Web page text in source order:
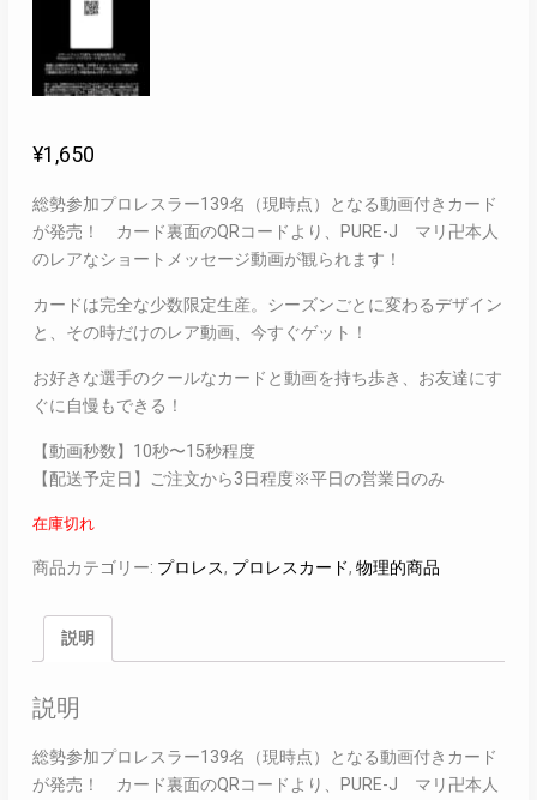
¥1,650
総勢参加プロレスラー139名（現時点）となる動画付きカード
が発売！ カード裏面のQRコードより、PURE-J マリ卍本人
のレアなショートメッセージ動画が観られます！
カードは完全な少数限定生産。シーズンごとに変わるデザイン
と、その時だけのレア動画、今すぐゲット！
お好きな選手のクールなカードと動画を持ち歩き、お友達にす
ぐに自慢もできる！
【動画秒数】10秒〜15秒程度
【配送予定日】ご注文から3日程度※平日の営業日のみ
在庫切れ
商品カテゴリー: プロレス, プロレスカード, 物理的商品
説明
説明
総勢参加プロレスラー139名（現時点）となる動画付きカード
が発売！ カード裏面のQRコードより、PURE-J マリ卍本人